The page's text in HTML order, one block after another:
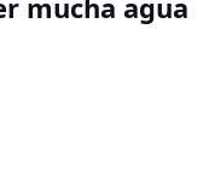
mucha agua